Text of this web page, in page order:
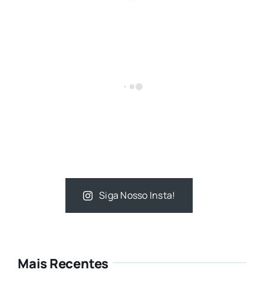
Siga Nosso Insta!
Mais Recentes